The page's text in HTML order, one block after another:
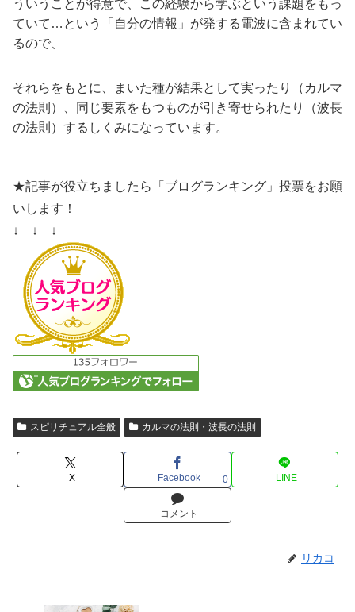
ういうことが得意で、この経験から学ぶという課題をもっ
ていて…という「自分の情報」が発する電波に含まれてい
るので、
それらをもとに、まいた種が結果として実ったり（カルマ
の法則）、同じ要素をもつものが引き寄せられたり（波長
の法則）するしくみになっています。
★記事が役立ちましたら「ブログランキング」投票をお願
いします！
↓ ↓ ↓
スピリチュアル全般 カルマの法則・波長の法則
X Facebook 0 LINE
コメント
リカコ